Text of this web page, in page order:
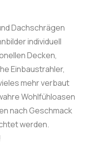
Dachschrägen
individuell
Decken,
Einbaustrahler,
mehr verbaut
Wohlfühloasen
nach Geschmack
werden.